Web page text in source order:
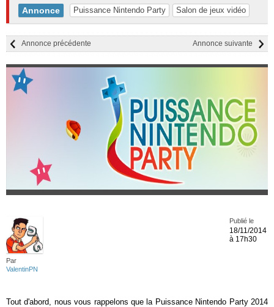
Annonce Puissance Nintendo Party Salon de jeux vidéo
Annonce suivante
Annonce précédente
Par
ValentinPN
Publié le
18/11/2014
à 17h30
Tout d'abord, nous vous rappelons que la Puissance Nintendo Party 2014